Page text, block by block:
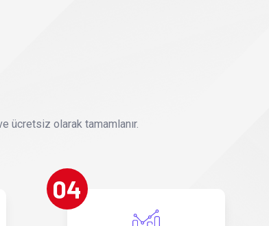
ücretsiz olarak tamamlanır.
04